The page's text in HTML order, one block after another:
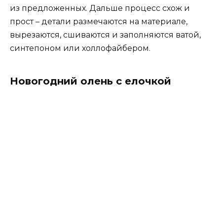
из предложенных. Дальше процесс схож и
прост – детали размечаются на материале,
вырезаются, сшиваются и заполняются ватой,
синтепоном или холлофайбером.
Новогодний олень с елочкой